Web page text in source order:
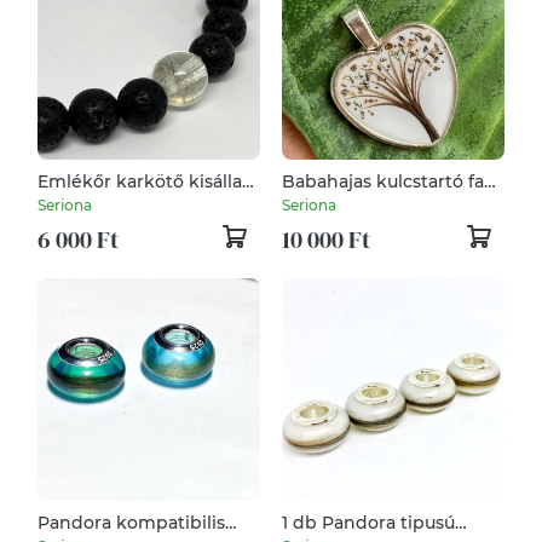
Emlékőr karkötő kisállat
szőrrel, hajjal vagy
Seriona
6 000 Ft
Babahajas kulcstartó fa
motívummal
Seriona
10 000 Ft
Pandora kompatibilis
1 db Pandora tipusú